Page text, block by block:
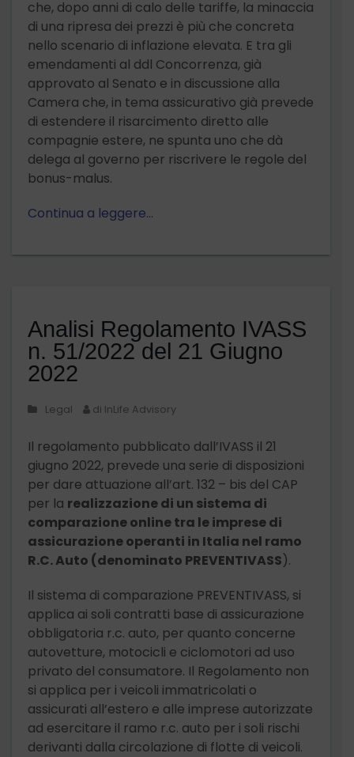
che, dopo anni di calo delle tariffe, la minaccia
di una ripresa dei prezzi è più che concreta
nello scenario di inflazione elevata. E tra gli
emendamenti al ddl Concorrenza, già
approvato al Senato e in discussione alla
Camera che, in tema assicurativo già prevede
di estendere il risarcimento diretto alle
compagnie estere, ne spunta uno che dà
delega al governo per riscrivere le regole del
bonus-malus.
Continua a leggere…
Analisi Regolamento IVASS
n. 51/2022 del 21 Giugno
2022
Legal di InLife Advisory
Il regolamento pubblicato dall’IVASS il 21
giugno 2022, prevede una serie di disposizioni
per dare attuazione all’art. 132 – bis del CAP
per la realizzazione di un sistema di
comparazione online tra le imprese di
assicurazione operanti in Italia nel ramo
R.C. Auto (denominato PREVENTIVASS).
Il sistema di comparazione PREVENTIVASS, si
applica ai soli contratti base di assicurazione
obbligatoria r.c. auto, per quanto concerne
autovetture, motocicli e ciclomotori ad uso
privato del consumatore. Il Regolamento non
si applica per i veicoli immatricolati o
assicurati all’estero e alle imprese autorizzate
ad esercitare il ramo r.c. auto per i soli rischi
derivanti dalla circolazione di flotte di veicoli.